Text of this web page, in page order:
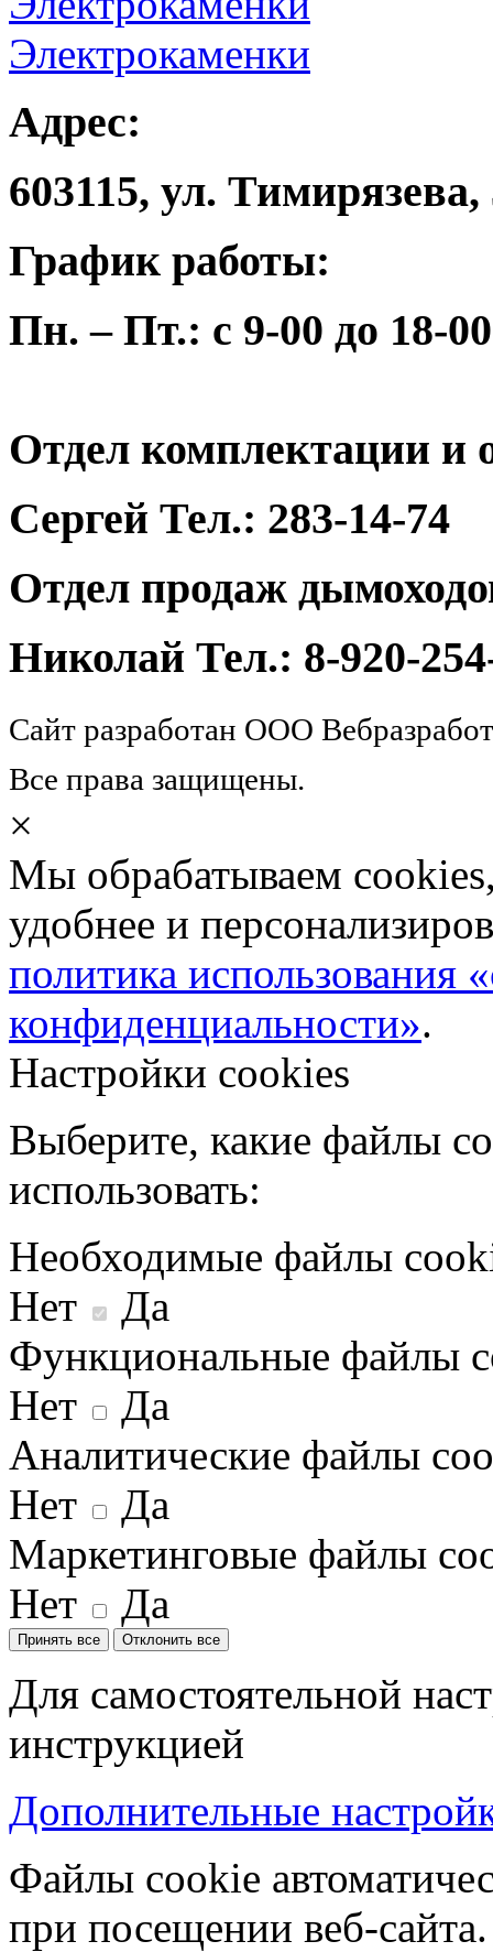
Электрокаменки
Адрес:
603115, ул. Тимирязева,
График работы:
Пн. – Пт.: с 9-00 до 18-00
Отдел комплектации и
Сергей Тел.: 283-14-74
Отдел продаж
Николай Тел.: 8-920-
Сайт разработан ООО
Все права защищены.
×
Мы обрабатываем
удобнее и
политика использования
конфиденциальности».
Настройки cookies
Выберите, какие файлы
использовать:
Необходимые файлы
Нет
Да
Функциональные файлы
Нет
Да
Аналитические файлы
Нет
Да
Маркетинговые файлы
Нет
Да
Принять все Отклонить все
Для самостоятельной
инструкцией
Дополнительные
Файлы cookie
при посещении веб-